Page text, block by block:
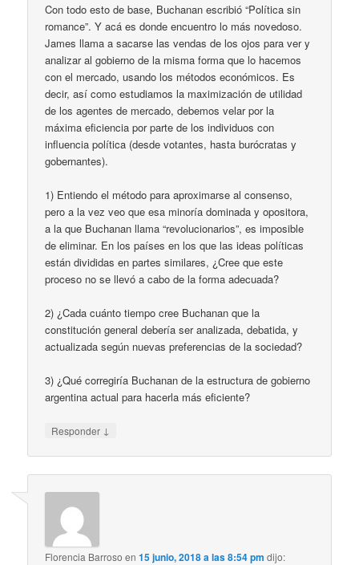
Con todo esto de base, Buchanan escribió “Política sin
romance”. Y acá es donde encuentro lo más novedoso.
James llama a sacarse las vendas de los ojos para ver y
analizar al gobierno de la misma forma que lo hacemos
con el mercado, usando los métodos económicos. Es
decir, así como estudiamos la maximización de utilidad
de los agentes de mercado, debemos velar por la
máxima eficiencia por parte de los individuos con
influencia política (desde votantes, hasta burócratas y
gobernantes).
1) Entiendo el método para aproximarse al consenso,
pero a la vez veo que esa minoría dominada y opositora,
a la que Buchanan llama “revolucionarios”, es imposible
de eliminar. En los países en los que las ideas políticas
están divididas en partes similares, ¿Cree que este
proceso no se llevó a cabo de la forma adecuada?
2) ¿Cada cuánto tiempo cree Buchanan que la
constitución general debería ser analizada, debatida, y
actualizada según nuevas preferencias de la sociedad?
3) ¿Qué corregiría Buchanan de la estructura de gobierno
argentina actual para hacerla más eficiente?
Responder ↓
Florencia Barroso en15 junio, 2018 a las 8:54 pm dijo: